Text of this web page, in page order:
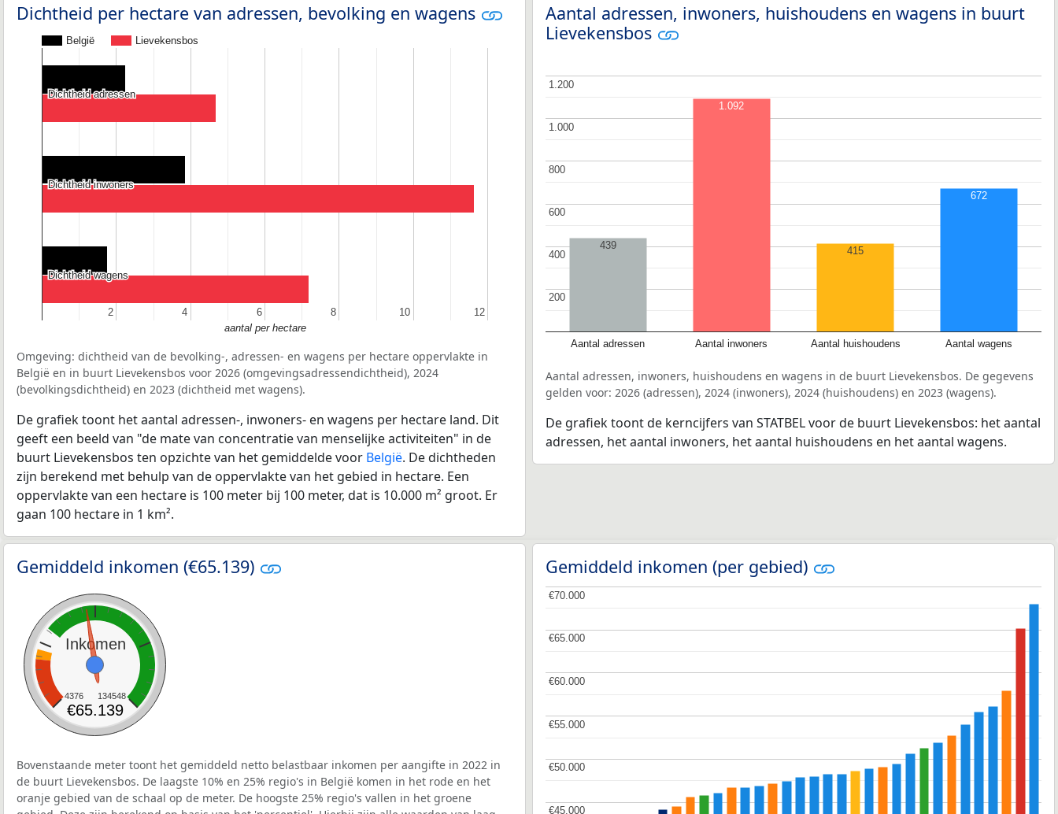
Dichtheid per hectare van adressen, bevolking en wagens
België Lievekensbos
2
2 4
4 6
6 8
8 10
10 12
12
Dichtheid adressen
Dichtheid adressen
Dichtheid inwoners
Dichtheid inwoners
Dichtheid wagens
Dichtheid wagens
aantal per hectare
Omgeving: dichtheid van de bevolking-, adressen- en wagens per hectare oppervlakte in
België en in buurt Lievekensbos voor 2026 (omgevingsadressendichtheid), 2024
(bevolkingsdichtheid) en 2023 (dichtheid met wagens).
De grafiek toont het aantal adressen-, inwoners- en wagens per hectare land. Dit
geeft een beeld van "de mate van concentratie van menselijke activiteiten" in de
buurt Lievekensbos ten opzichte van het gemiddelde voor België. De dichtheden
zijn berekend met behulp van de oppervlakte van het gebied in hectare. Een
oppervlakte van een hectare is 100 meter bij 100 meter, dat is 10.000 m² groot. Er
gaan 100 hectare in 1 km².
Aantal adressen, inwoners, huishoudens en wagens in buurt
Lievekensbos
Aantal adressen Aantal inwoners Aantal huishoudens Aantal wagens
200
200
400
400
600
600
800
800
1.000
1.000
1.200
1.200
439
1.092
415
672
Aantal adressen, inwoners, huishoudens en wagens in de buurt Lievekensbos. De gegevens
gelden voor: 2026 (adressen), 2024 (inwoners), 2024 (huishoudens) en 2023 (wagens).
De grafiek toont de kerncijfers van STATBEL voor de buurt Lievekensbos: het aantal
adressen, het aantal inwoners, het aantal huishoudens en het aantal wagens.
Gemiddeld inkomen (€65.139)
Inkomen
4376 134548
€65.139
Bovenstaande meter toont het gemiddeld netto belastbaar inkomen per aangifte in 2022 in
de buurt Lievekensbos. De laagste 10% en 25% regio's in België komen in het rode en het
oranje gebied van de schaal op de meter. De hoogste 25% regio's vallen in het groene
Gemiddeld inkomen (per gebied)
€45.000
€45.000
€50.000
€50.000
€55.000
€55.000
€60.000
€60.000
€65.000
€65.000
€70.000
€70.000